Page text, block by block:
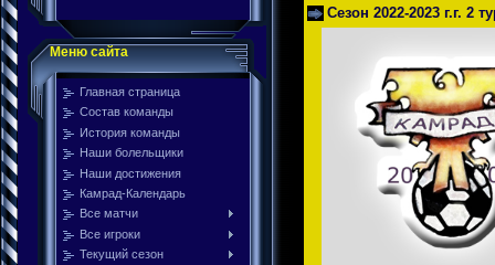
Меню сайта
Главная страница
Состав команды
История команды
Наши болельщики
Наши достижения
Камрад-Календарь
Все матчи
Все игроки
Текущий сезон
Сезон 2022-2023 г.г. 2